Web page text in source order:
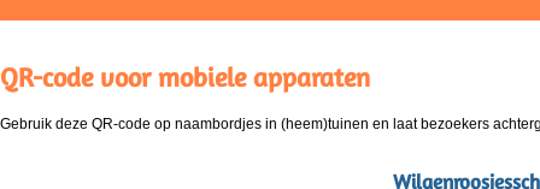
QR-code voor mobiele apparaten
Gebruik deze QR-code op naambordjes in (heem)tuinen en laat bezoekers